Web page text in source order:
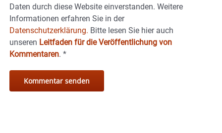
Daten durch diese Website einverstanden. Weitere
Informationen erfahren Sie in der
Datenschutzerklärung. Bitte lesen Sie hier auch
unseren Leitfaden für die Veröffentlichung von
Kommentaren. *